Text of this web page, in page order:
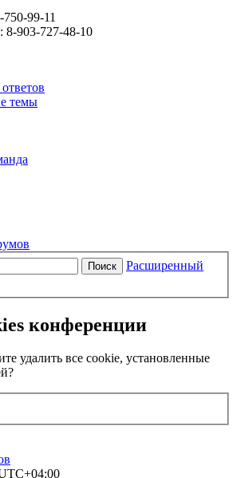
99-11
8-903-727-48-10
темы
Поиск
Расширенный
конференции
удалить все cookie, установленные